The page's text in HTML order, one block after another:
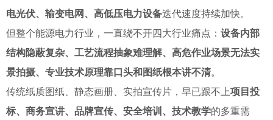
电光伏、输变电网、高低压电力设备迭代速度持续加快。
但整个能源电力行业，一直绕不开四大行业痛点： 设备内部
结构隐蔽复杂、工艺流程抽象难理解、高危作业场景无法实
景拍摄、专业技术原理靠口头和图纸根本讲不清。
传统纸质图纸、静态画册、实拍宣传片，早已跟不上项目投
标、商务宣讲、品牌宣传、安全培训、技术教学的多重需